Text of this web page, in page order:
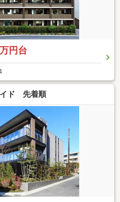
円台
イド 先着順